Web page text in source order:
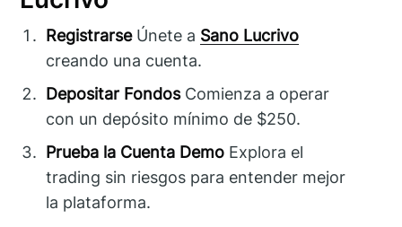
RegistrarseÚnete a Sano Lucrivo
creando una cuenta.
Depositar FondosComienza a operar
con un depósito mínimo de $250.
Prueba la Cuenta Demo Explora el
trading sin riesgos para entender mejor
la plataforma.